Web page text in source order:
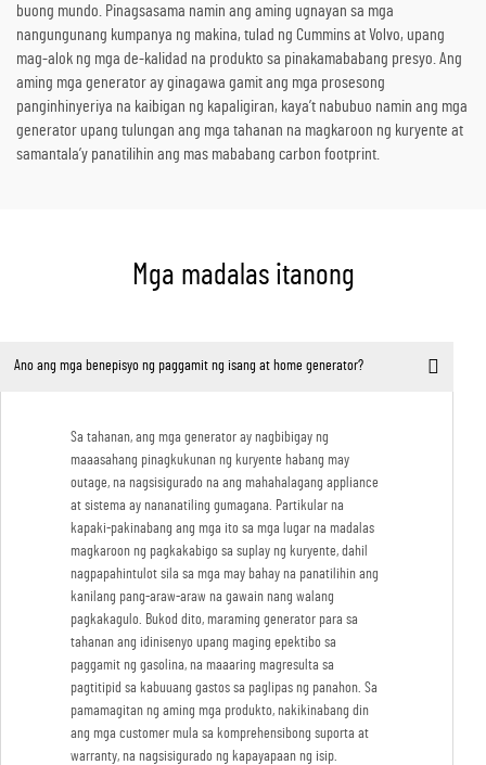
buong mundo. Pinagsasama namin ang aming ugnayan sa mga
nangungunang kumpanya ng makina, tulad ng Cummins at Volvo, upang
mag-alok ng mga de-kalidad na produkto sa pinakamababang presyo. Ang
aming mga generator ay ginagawa gamit ang mga prosesong
panginhinyeriya na kaibigan ng kapaligiran, kaya’t nabubuo namin ang mga
generator upang tulungan ang mga tahanan na magkaroon ng kuryente at
samantala’y panatilihin ang mas mababang carbon footprint.
Mga madalas itanong
Ano ang mga benepisyo ng paggamit ng isang at home generator?
Sa tahanan, ang mga generator ay nagbibigay ng
maaasahang pinagkukunan ng kuryente habang may
outage, na nagsisigurado na ang mahahalagang appliance
at sistema ay nananatiling gumagana. Partikular na
kapaki-pakinabang ang mga ito sa mga lugar na madalas
magkaroon ng pagkakabigo sa suplay ng kuryente, dahil
nagpapahintulot sila sa mga may bahay na panatilihin ang
kanilang pang-araw-araw na gawain nang walang
pagkakagulo. Bukod dito, maraming generator para sa
tahanan ang idinisenyo upang maging epektibo sa
paggamit ng gasolina, na maaaring magresulta sa
pagtitipid sa kabuuang gastos sa paglipas ng panahon. Sa
pamamagitan ng aming mga produkto, nakikinabang din
ang mga customer mula sa komprehensibong suporta at
warranty, na nagsisigurado ng kapayapaan ng isip.